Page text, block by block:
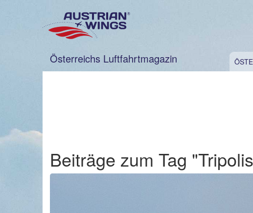
Österreichs Luftfahrtmagazin
Beiträge zum Tag